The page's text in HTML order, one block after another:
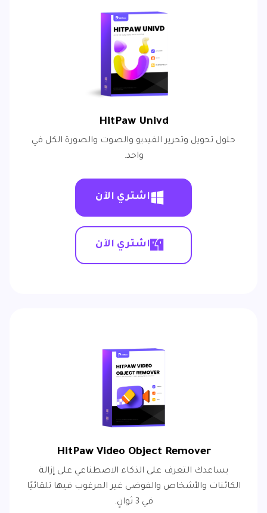
HitPaw Univd
حلول تحويل وتحرير الفيديو والصوت والصورة الكل في
واحد.
اشتري الآن
اشتري الآن
HitPaw Video Object Remover
يساعدك التعرف على الذكاء الاصطناعي على إزالة
الكائنات والأشخاص والفوضى غير المرغوب فيها تلقائيًا
في 3 ثوانٍ.